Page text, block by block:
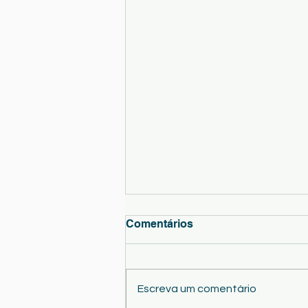
Comentários
Escreva um comentário